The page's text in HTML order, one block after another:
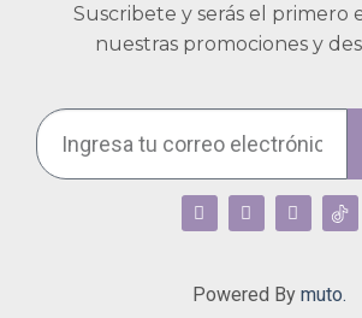
Suscribete y serás el primero
nuestras promociones y
Powered By muto.